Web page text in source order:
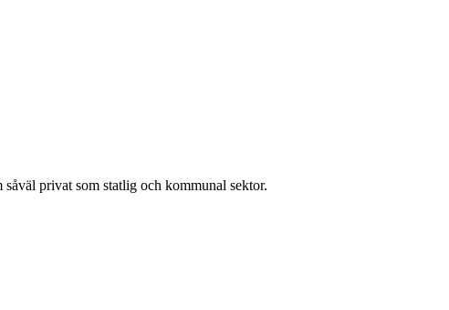
privat som statlig och kommunal sektor.